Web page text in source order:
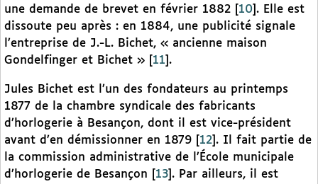
une demande de brevet en février 1882
10 . Elle est
dissoute peu après : en 1884, une publicité signale
l’entreprise de J.-L. Bichet, « ancienne maison
Gondelfinger et Bichet »
11 .
Jules Bichet est l’un des fondateurs au printemps
1877 de la chambre syndicale des fabricants
d’horlogerie à Besançon, dont il est vice-président
avant d’en démissionner en 1879
12 . Il fait partie de
la commission administrative de l’École municipale
d’horlogerie de Besançon
13 . Par ailleurs, il est